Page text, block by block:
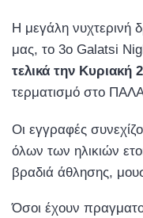
Η μεγάλη νυχτερινή
μας, το 3ο Galatsi
τελικά την Κυριακή
τερματισμό στο
Οι εγγραφές
όλων των ηλικιών
βραδιά άθλησης,
Όσοι έχουν